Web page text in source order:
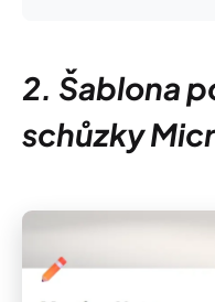
2. Šablona
schůzky